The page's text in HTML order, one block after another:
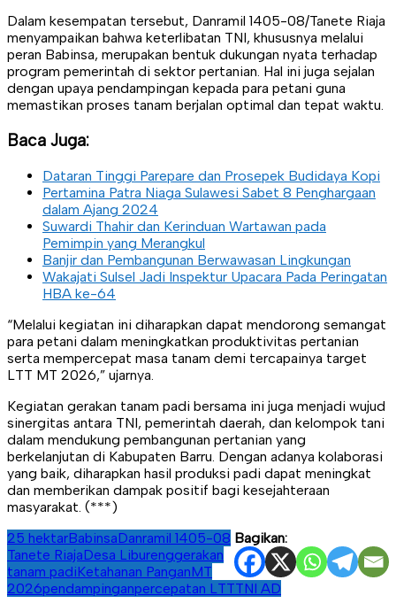
Dalam kesempatan tersebut, Danramil 1405-08/Tanete Riaja
menyampaikan bahwa keterlibatan TNI, khususnya melalui
peran Babinsa, merupakan bentuk dukungan nyata terhadap
program pemerintah di sektor pertanian. Hal ini juga sejalan
dengan upaya pendampingan kepada para petani guna
memastikan proses tanam berjalan optimal dan tepat waktu.
Baca Juga:
Dataran Tinggi Parepare dan Prosepek Budidaya Kopi
Pertamina Patra Niaga Sulawesi Sabet 8 Penghargaan
dalam Ajang 2024
Suwardi Thahir dan Kerinduan Wartawan pada
Pemimpin yang Merangkul
Banjir dan Pembangunan Berwawasan Lingkungan
Wakajati Sulsel Jadi Inspektur Upacara Pada Peringatan
HBA ke-64
“Melalui kegiatan ini diharapkan dapat mendorong semangat
para petani dalam meningkatkan produktivitas pertanian
serta mempercepat masa tanam demi tercapainya target
LTT MT 2026,” ujarnya.
Kegiatan gerakan tanam padi bersama ini juga menjadi wujud
sinergitas antara TNI, pemerintah daerah, dan kelompok tani
dalam mendukung pembangunan pertanian yang
berkelanjutan di Kabupaten Barru. Dengan adanya kolaborasi
yang baik, diharapkan hasil produksi padi dapat meningkat
dan memberikan dampak positif bagi kesejahteraan
masyarakat. (***)
Bagikan:
25 hektarBabinsaDanramil 1405-08
Tanete RiajaDesa Liburenggerakan
tanam padiKetahanan PanganMT
2026pendampinganpercepatan LTTTNI AD